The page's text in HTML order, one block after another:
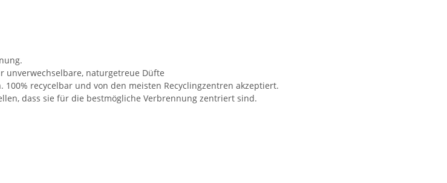
unverwechselbare, naturgetreue Düfte
recycelbar und von den meisten Recyclingzentren akzeptiert.
dass sie für die bestmögliche Verbrennung zentriert sind.